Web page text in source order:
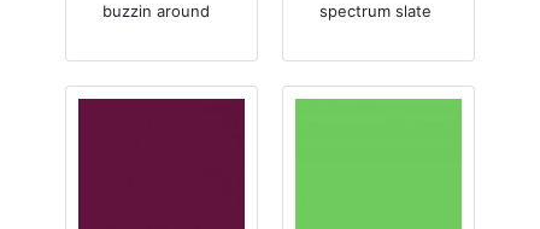
buzzin around spectrum slate